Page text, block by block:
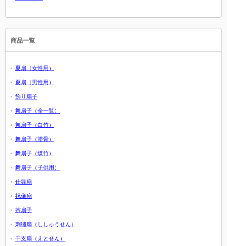
商品一覧
夏扇（女性用）
夏扇（男性用）
飾り扇子
舞扇子（全一覧）
舞扇子（白竹）
舞扇子（塗骨）
舞扇子（煤竹）
舞扇子（子供用）
仕舞扇
祝儀扇
茶扇子
刺繍扇（ししゅうせん）
干支扇（えとせん）